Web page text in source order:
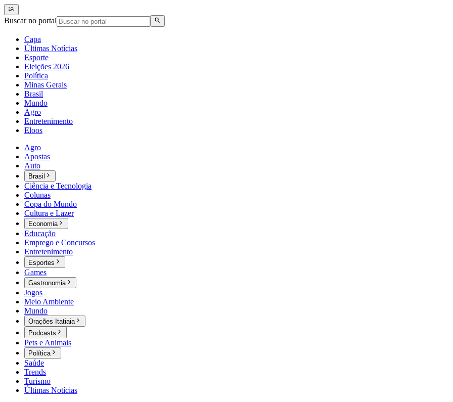
Buscar no portal
Capa
Últimas Notícias
Esporte
Eleições 2026
Política
Minas Gerais
Brasil
Mundo
Agro
Entretenimento
Eloos
Agro
Apostas
Auto
Brasil
Ciência e Tecnologia
Colunas
Copa do Mundo
Cultura e Lazer
Economia
Educação
Emprego e Concursos
Entretenimento
Esportes
Games
Gastronomia
Jogos
Meio Ambiente
Mundo
Orações Itatiaia
Podcasts
Pets e Animais
Política
Saúde
Trends
Turismo
Últimas Notícias